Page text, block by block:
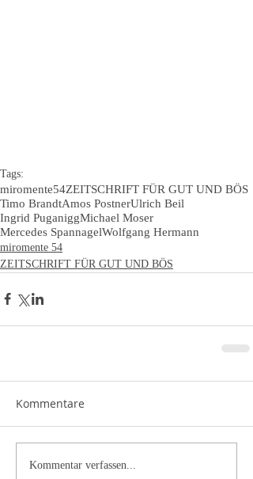
Tags:
miromente54ZEITSCHRIFT FÜR GUT UND BÖS
Timo BrandtAmos PostnerUlrich Beil
Ingrid PuganiggMichael Moser
Mercedes SpannagelWolfgang Hermann
miromente 54
ZEITSCHRIFT FÜR GUT UND BÖS
Kommentare
Kommentar verfassen...